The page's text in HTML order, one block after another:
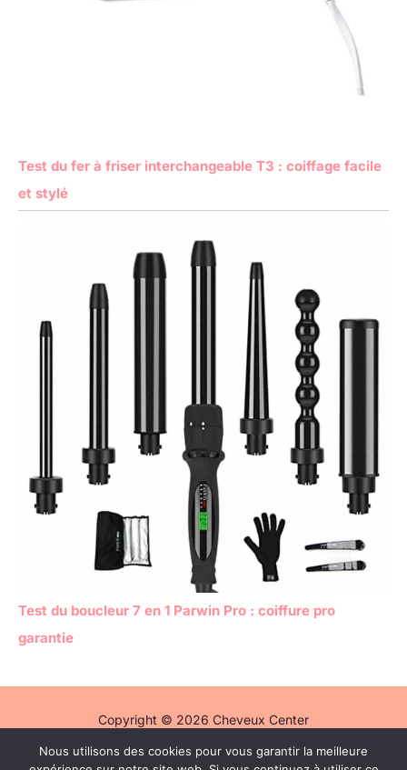
Test du fer à friser interchangeable T3 : coiffage facile
et stylé
Test du boucleur 7 en 1 Parwin Pro : coiffure pro
garantie
Copyright © 2026 Cheveux Center
Politique de confidentialité
Nous utilisons des cookies pour vous garantir la meilleure